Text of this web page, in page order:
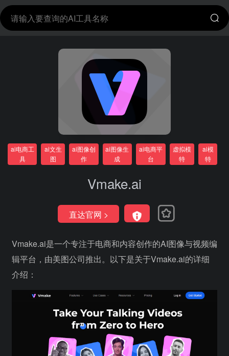
ai电商工
具
ai文生
图
ai图像创
作
ai图像生
成
ai电商平
台
虚拟模
特
ai模
特
Vmake.ai
直达官网 >
Vmake.ai是一个专注于电商和内容创作的AI图像与视频编
辑平台，由美图公司推出。以下是关于Vmake.ai的详细
介绍：